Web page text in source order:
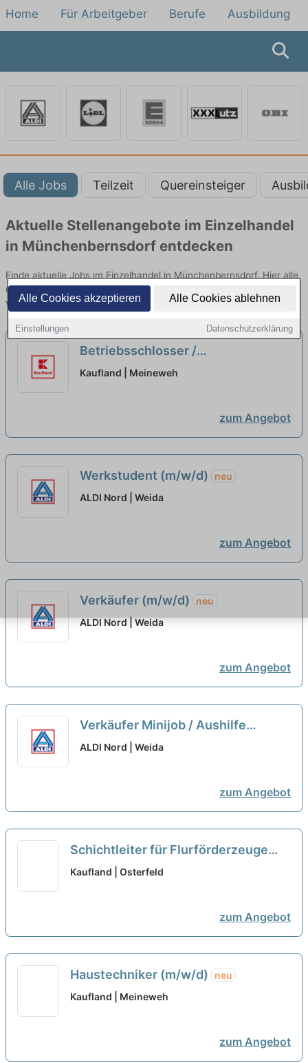
Alle Cookies akzeptieren Alle Cookies ablehnen
Einstellungen Datenschutzerklärung
Home Für Arbeitgeber Berufe Ausbildung
Alle Jobs Teilzeit Quereinsteiger
Aktuelle Stellenangebote im Einzelhandel
in Münchenbernsdorf entdecken
Finde aktuelle Jobs im Einzelhandel in Münchenbernsdorf. Hier alle
offenen Stellenangebote im Verkauf, Vertrieb und Handel
vergleichen.
Betriebsschlosser /
Instandhaltungsmechaniker(m/w/d)
Kaufland | Meineweh
zum Angebot
Werkstudent (m/w/d)
neu
ALDI Nord | Weida
zum Angebot
Verkäufer (m/w/d)
neu
ALDI Nord | Weida
zum Angebot
Verkäufer Minijob / Aushilfe
(m/w/d) neu
ALDI Nord | Weida
zum Angebot
Schichtleiter für Flurförderzeuge
(m/w/d) neu
Kaufland | Osterfeld
zum Angebot
Haustechniker (m/w/d)
neu
Kaufland | Meineweh
zum Angebot